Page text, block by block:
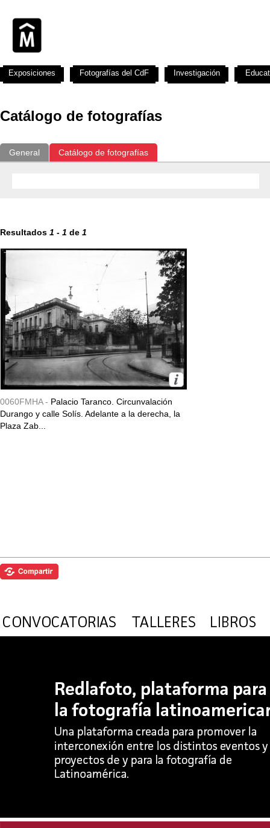
Catálogo de fotografías
General Catálogo de fotografías
Resultados 1 - 1 de 1
0060FMHA - Palacio Taranco. Circunvalación
Durango y calle Solís. Adelante a la derecha, la
Plaza Zab...
Exposiciones Fotografías del CdF Investigación